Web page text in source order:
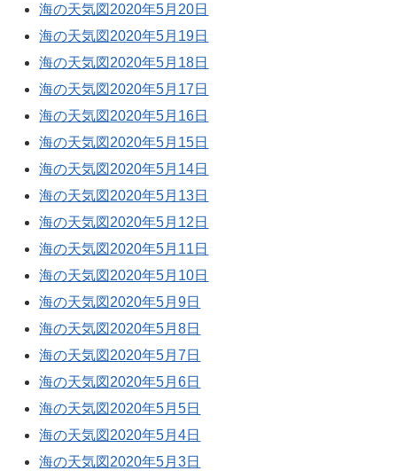
海の天気図2020年5月20日
海の天気図2020年5月19日
海の天気図2020年5月18日
海の天気図2020年5月17日
海の天気図2020年5月16日
海の天気図2020年5月15日
海の天気図2020年5月14日
海の天気図2020年5月13日
海の天気図2020年5月12日
海の天気図2020年5月11日
海の天気図2020年5月10日
海の天気図2020年5月9日
海の天気図2020年5月8日
海の天気図2020年5月7日
海の天気図2020年5月6日
海の天気図2020年5月5日
海の天気図2020年5月4日
海の天気図2020年5月3日